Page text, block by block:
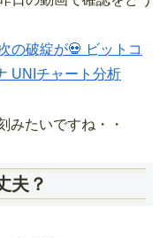
の破綻が💀 ビットコ
UNIチャート分析
みたいですね・・
夫？